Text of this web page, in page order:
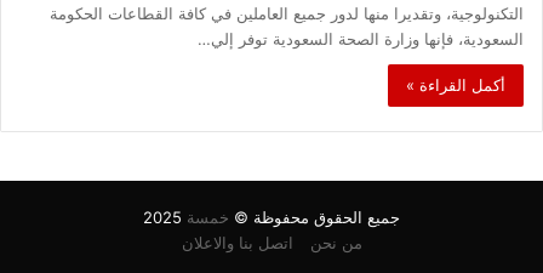
التكنولوجية، وتقديرا منها لدور جميع العاملين في كافة القطاعات الحكومة
السعودية، فإنها وزارة الصحة السعودية توفر إلي…
أكمل القراءة »
جميع الحقوق محفوظة © خمسة
من نحن
اتصل بنا والاعلان